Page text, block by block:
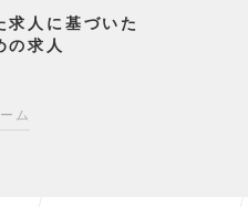
求人に基づいた
の求人
ム